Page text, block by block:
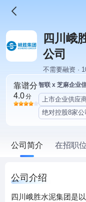
四川峨
公司
不需要融资 ·
靠谱分
4.0分
智联 x 芝麻企业
上市企业供应
绝对控股8家公
公司简介 在招职
公司介绍
四川峨胜水泥集团是